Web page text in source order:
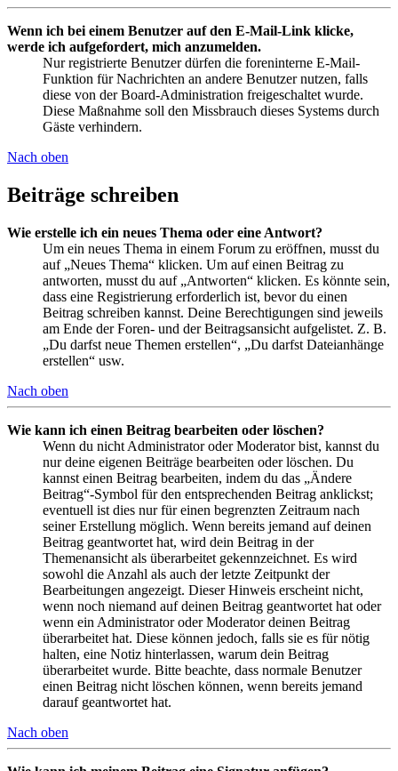
Wenn ich bei einem Benutzer auf den E-Mail-Link klicke,
werde ich aufgefordert, mich anzumelden.
Nur registrierte Benutzer dürfen die foreninterne E-Mail-
Funktion für Nachrichten an andere Benutzer nutzen, falls
diese von der Board-Administration freigeschaltet wurde.
Diese Maßnahme soll den Missbrauch dieses Systems durch
Gäste verhindern.
Nach oben
Beiträge schreiben
Wie erstelle ich ein neues Thema oder eine Antwort?
Um ein neues Thema in einem Forum zu eröffnen, musst du
auf „Neues Thema“ klicken. Um auf einen Beitrag zu
antworten, musst du auf „Antworten“ klicken. Es könnte sein,
dass eine Registrierung erforderlich ist, bevor du einen
Beitrag schreiben kannst. Deine Berechtigungen sind jeweils
am Ende der Foren- und der Beitragsansicht aufgelistet. Z. B.
„Du darfst neue Themen erstellen“, „Du darfst Dateianhänge
erstellen“ usw.
Nach oben
Wie kann ich einen Beitrag bearbeiten oder löschen?
Wenn du nicht Administrator oder Moderator bist, kannst du
nur deine eigenen Beiträge bearbeiten oder löschen. Du
kannst einen Beitrag bearbeiten, indem du das „Ändere
Beitrag“-Symbol für den entsprechenden Beitrag anklickst;
eventuell ist dies nur für einen begrenzten Zeitraum nach
seiner Erstellung möglich. Wenn bereits jemand auf deinen
Beitrag geantwortet hat, wird dein Beitrag in der
Themenansicht als überarbeitet gekennzeichnet. Es wird
sowohl die Anzahl als auch der letzte Zeitpunkt der
Bearbeitungen angezeigt. Dieser Hinweis erscheint nicht,
wenn noch niemand auf deinen Beitrag geantwortet hat oder
wenn ein Administrator oder Moderator deinen Beitrag
überarbeitet hat. Diese können jedoch, falls sie es für nötig
halten, eine Notiz hinterlassen, warum dein Beitrag
überarbeitet wurde. Bitte beachte, dass normale Benutzer
einen Beitrag nicht löschen können, wenn bereits jemand
darauf geantwortet hat.
Nach oben